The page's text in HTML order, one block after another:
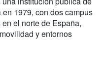
1979, con dos campus
el norte de España,
y entornos